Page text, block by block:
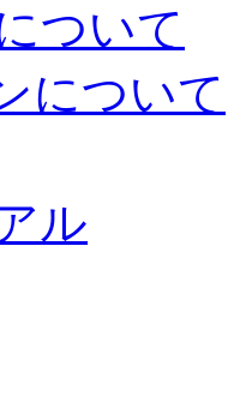
ついて
について
ル